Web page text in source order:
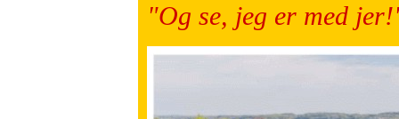
"Og se, jeg er med